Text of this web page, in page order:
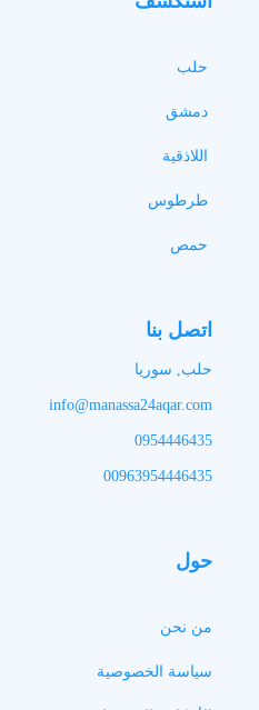
حلب
دمشق
اللاذقية
طرطوس
حمص
اتصل بنا
حلب, سوريا
info@manassa24aqar.com
0954446435
00963954446435
حول
من نحن
سياسة الخصوصية